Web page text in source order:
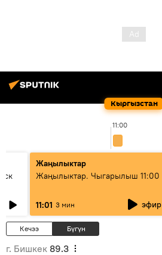
Кыргызстан
11:00
Жаңылыктар
Жаңылыктар. Чыгарылыш 11:00
11:01 3 мин эфир
Кечээ Бүгүн
г. Бишкек 89.3